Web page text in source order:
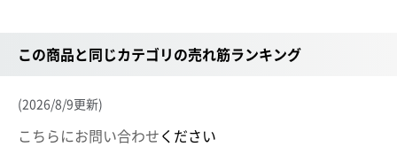
この商品と同じカテゴリの売れ筋ランキング
(2026/8/9更新)
こちらにお問い合わせください